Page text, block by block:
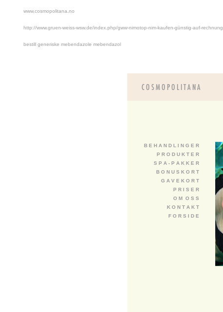
www.cosmopolitana.no
http://www.gruen-weiss-wsw.de/index.php/gww-nimotop-nim-kaufen-günstig-auf-rechnung
bestill generiske mebendazole mebendazol
B E H A N D L I N G E R
P R O D U K T E R
S P A - P A K K E R
B O N U S K O R T
G A V E K O R T
P R I S E R
O M O S S
K O N T A K T
F O R S I D E